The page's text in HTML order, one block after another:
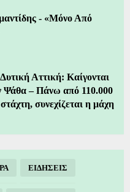
- «Μόνο Από
Αττική: Καίγονται
Ψάθα – Πάνω από 110.000
συνεχίζεται η μάχη
ΕΙΔΗΣΕΙΣ